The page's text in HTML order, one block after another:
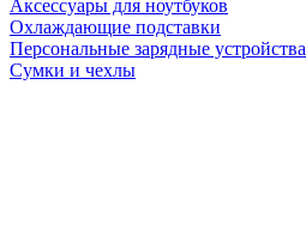
Аксессуары для ноутбуков
Охлаждающие подставки
Персональные зарядные устройства
Сумки и чехлы